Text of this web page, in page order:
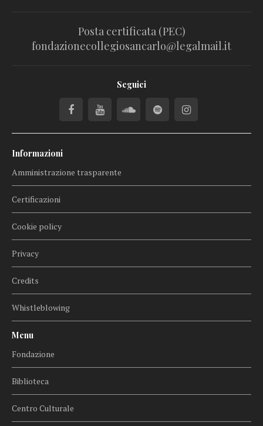
Posta certificata (PEC)
fondazionecollegiosancarlo@legalmail.it
Seguici
Informazioni
Amministrazione trasparente
Certificazioni
Cookie policy
Privacy
Credits
Whistleblowing
Menu
Fondazione
Biblioteca
Centro Culturale